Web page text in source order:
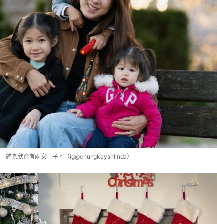
鍾嘉欣育有兩女一子。（ig@chungkayanlinda）